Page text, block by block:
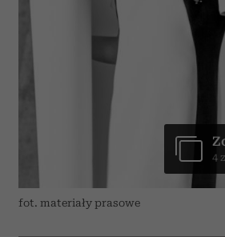
fot. materiały prasowe
4